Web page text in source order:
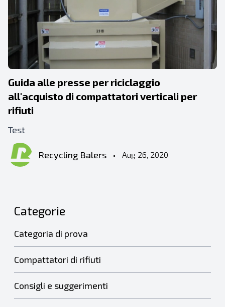
Guida alle presse per riciclaggio
all'acquisto di compattatori verticali per
rifiuti
Test
Recycling Balers • Aug 26, 2020
Categorie
Categoria di prova
Compattatori di rifiuti
Consigli e suggerimenti